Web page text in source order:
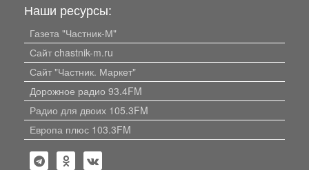
Наши ресурсы:
Газета "Частник-М"
Сайт chastnik-m.ru
Сайт "Частник. Маркет"
Дорожное радио 93.4FM
Радио для двоих 105.3FM
Европа плюс 103.3FM